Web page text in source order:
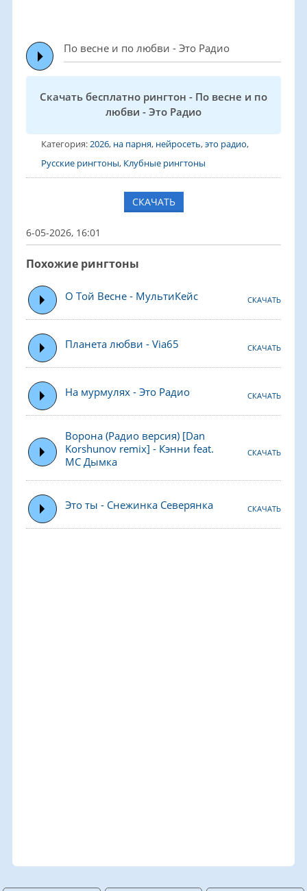
По весне и по любви - Это Радио
Скачать бесплатно рингтон - По весне и по
любви - Это Радио
Категория:2026, на парня, нейросеть,это радио,
Русские рингтоны, Клубные рингтоны
СКАЧАТЬ
6-05-2026, 16:01
Похожие рингтоны
О Той Весне - МультиКейс СКАЧАТЬ
Планета любви - Via65 СКАЧАТЬ
На мурмулях - Это Радио СКАЧАТЬ
Ворона (Радио версия) [Dan
Korshunov remix] - Кэнни feat.
МС Дымка
СКАЧАТЬ
Это ты - Снежинка Северянка СКАЧАТЬ